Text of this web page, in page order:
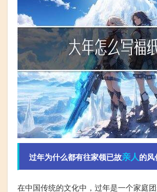
过年为什么都有往家领已故亲人的
在中国传统的文化中，过年是一个家庭